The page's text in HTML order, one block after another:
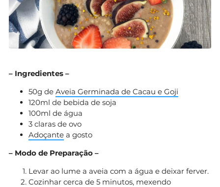
– Ingredientes –
50g de Aveia Germinada de Cacau e Goji
120ml de bebida de soja
100ml de água
3 claras de ovo
Adoçante a gosto
– Modo de Preparação –
Levar ao lume a aveia com a água e deixar ferver.
Cozinhar cerca de 5 minutos, mexendo